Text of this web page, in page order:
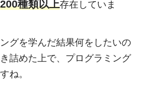
200種類以上存在していま
グを学んだ結果何をしたいの
詰めた上で、プログラミング
ね。